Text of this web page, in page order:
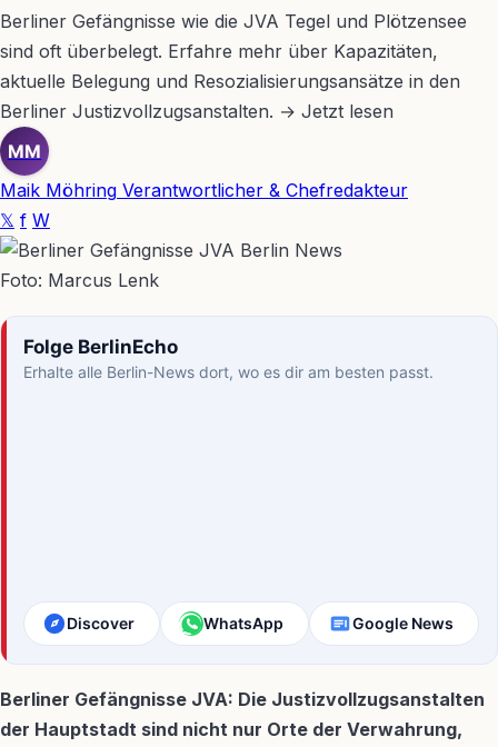
Berliner Gefängnisse wie die JVA Tegel und Plötzensee
sind oft überbelegt. Erfahre mehr über Kapazitäten,
aktuelle Belegung und Resozialisierungsansätze in den
Berliner Justizvollzugsanstalten. → Jetzt lesen
MM
Maik Möhring Verantwortlicher & Chefredakteur
𝕏 f W
Foto: Marcus Lenk
Folge BerlinEcho
Erhalte alle Berlin-News dort, wo es dir am besten passt.
Discover WhatsApp Google News
Berliner Gefängnisse JVA: Die Justizvollzugsanstalten
der Hauptstadt sind nicht nur Orte der Verwahrung,